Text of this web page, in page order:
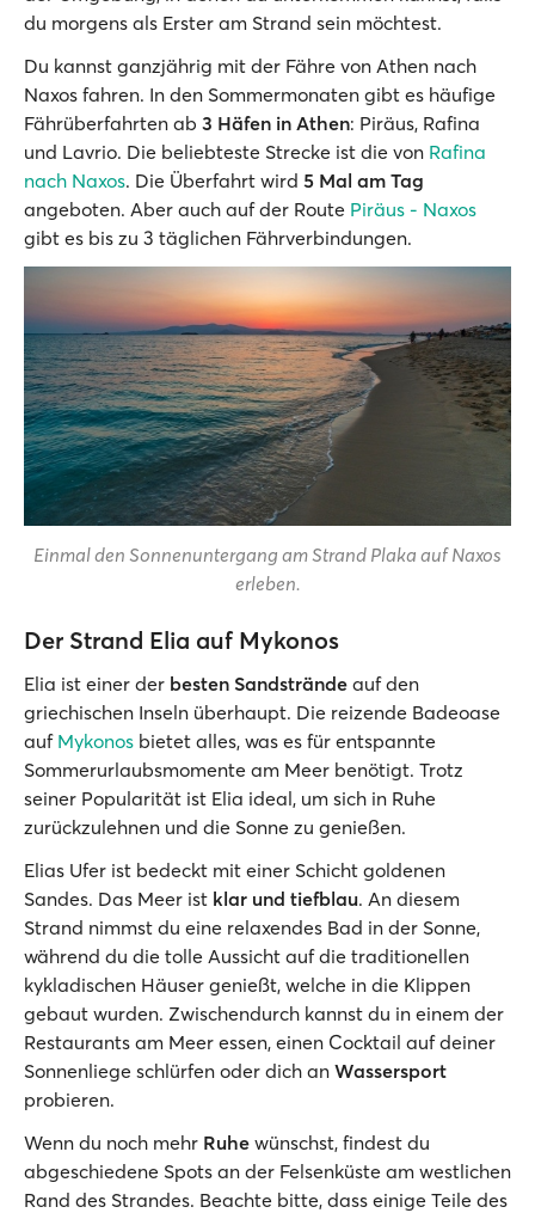
du morgens als Erster am Strand sein möchtest.
Du kannst ganzjährig mit der Fähre von Athen nach
Naxos fahren. In den Sommermonaten gibt es häufige
Fährüberfahrten ab 3 Häfen in Athen: Piräus, Rafina
und Lavrio. Die beliebteste Strecke ist die von Rafina
nach Naxos. Die Überfahrt wird 5 Mal am Tag
angeboten. Aber auch auf der Route Piräus - Naxos
gibt es bis zu 3 täglichen Fährverbindungen.
Einmal den Sonnenuntergang am Strand Plaka auf Naxos
erleben.
Der Strand Elia auf Mykonos
Elia ist einer der besten Sandstrände auf den
griechischen Inseln überhaupt. Die reizende Badeoase
auf Mykonos bietet alles, was es für entspannte
Sommerurlaubsmomente am Meer benötigt. Trotz
seiner Popularität ist Elia ideal, um sich in Ruhe
zurückzulehnen und die Sonne zu genießen.
Elias Ufer ist bedeckt mit einer Schicht goldenen
Sandes. Das Meer ist klar und tiefblau. An diesem
Strand nimmst du eine relaxendes Bad in der Sonne,
während du die tolle Aussicht auf die traditionellen
kykladischen Häuser genießt, welche in die Klippen
gebaut wurden. Zwischendurch kannst du in einem der
Restaurants am Meer essen, einen Cocktail auf deiner
Sonnenliege schlürfen oder dich an Wassersport
probieren.
Wenn du noch mehr Ruhe wünschst, findest du
abgeschiedene Spots an der Felsenküste am westlichen
Rand des Strandes. Beachte bitte, dass einige Teile des